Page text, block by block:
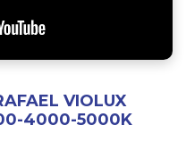
VIOLUX
4000-5000K